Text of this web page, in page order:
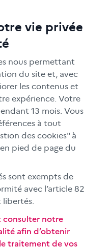
à la lettre
cliquezici →
vie privée
nous permettant
du site et, avec
les contenus et
expérience. Votre
13 mois. Vous
à tout
des cookies" à
pied de page du
sont exempts de
avec l’article 82
libertés.
consulter notre
afin d’obtenir
traitement de vos